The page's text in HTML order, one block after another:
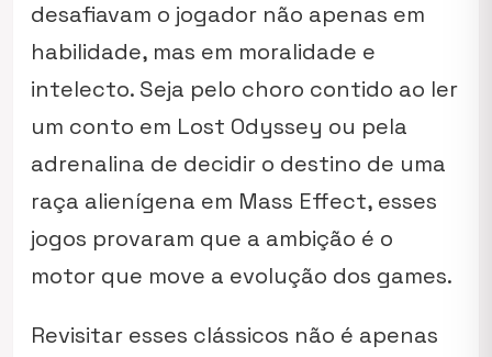
desafiavam o jogador não apenas em
habilidade, mas em moralidade e
intelecto. Seja pelo choro contido ao ler
um conto em Lost Odyssey ou pela
adrenalina de decidir o destino de uma
raça alienígena em Mass Effect, esses
jogos provaram que a ambição é o
motor que move a evolução dos games.
Revisitar esses clássicos não é apenas